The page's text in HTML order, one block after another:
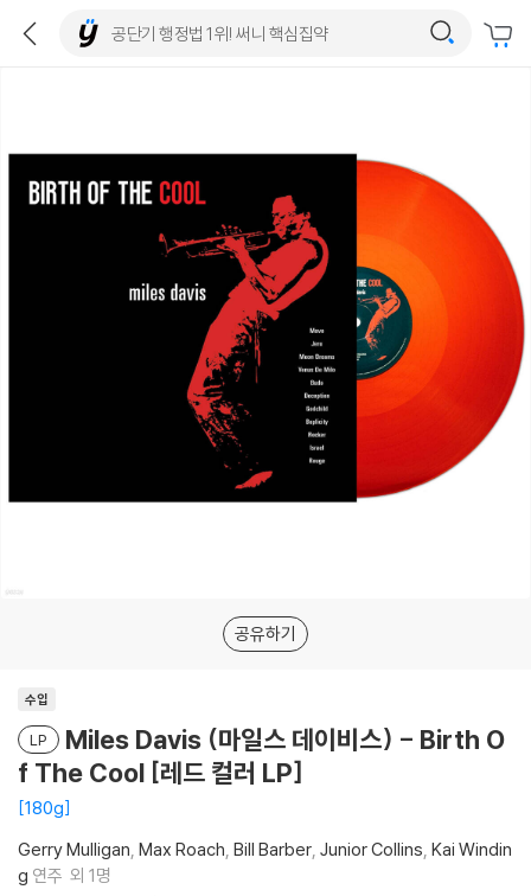
공유하기
수입
LP
Miles Davis (마일스 데이비스) - Birth O
f The Cool [레드 컬러 LP]
180g
Gerry Mulligan Max Roach Bill Barber Junior Collins Kai Windin
g 연주 외 1명